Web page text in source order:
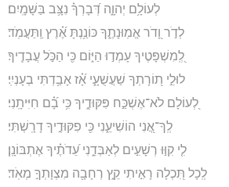
לְעוֹלָ֥ם יְהוָ֑ה דְּ֝בָרְךָ֗ נִצָּ֥ב בַּשָּׁמָֽיִם׃
לְדֹ֣ר וָ֭דֹר אֱמֽוּנָתֶ֑ךָ כּוֹנַ֥נְתָּ אֶ֝֗רֶץ וַֽתַּעֲמֹֽד׃
לְֽ֭מִשְׁפָּטֶיךָ עָמְד֣וּ הַיּ֑וֹם כִּ֖י הַכֹּ֣ל עֲבָדֶֽיךָ׃
לוּלֵ֣י ת֭וֹרָתְךָ שַׁעֲשֻׁעָ֑י אָ֝֗ז אָבַ֥דְתִּי בְעָנְיִֽי׃
לְ֭עוֹלָם לֹא־אֶשְׁכַּ֣ח פִּקּוּדֶ֑יךָ כִּ֥י בָ֝֗ם חִיִּיתָֽנִי׃
לְֽךָ־אֲ֭נִי הוֹשִׁיעֵ֑נִי כִּ֖י פִקּוּדֶ֣יךָ דָרָֽשְׁתִּי׃
לִ֤י קִוּ֣וּ רְשָׁעִ֣ים לְאַבְּדֵ֑נִי עֵ֝דֹתֶ֗יךָ אֶתְבּוֹנָֽן׃
לְֽכָל תִּ֭כְלָה רָאִ֣יתִי קֵ֑ץ רְחָבָ֖ה מִצְוָתְךָ֣ מְאֹֽד׃